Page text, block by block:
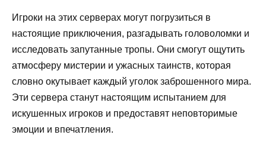
Игроки на этих серверах могут погрузиться в
настоящие приключения, разгадывать головоломки и
исследовать запутанные тропы. Они смогут ощутить
атмосферу мистерии и ужасных таинств, которая
словно окутывает каждый уголок заброшенного мира.
Эти сервера станут настоящим испытанием для
искушенных игроков и предоставят неповторимые
эмоции и впечатления.